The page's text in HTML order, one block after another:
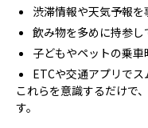
渋滞情報や天気予報を
飲み物を多めに持参
子どもやペットの乗
ETCや交通アプリで
これらを意識するだけで
す。